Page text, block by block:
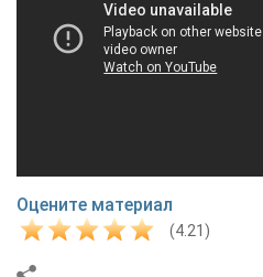
Оцените материал
(4.21)